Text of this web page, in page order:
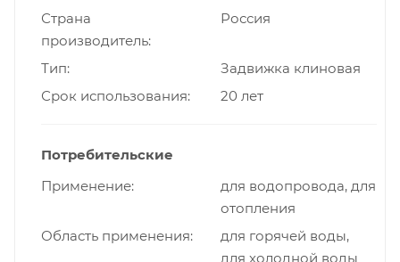
Страна
производитель
Россия
Тип
Задвижка клиновая
Срок использования
20 лет
Потребительские
Применение
для водопровода, для
отопления
Область применения
для горячей воды,
для холодной воды